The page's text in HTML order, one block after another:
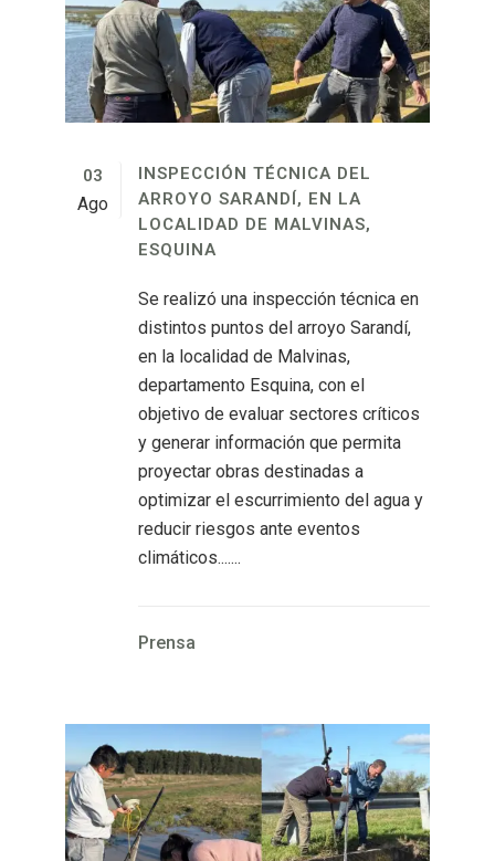
03
Ago
INSPECCIÓN TÉCNICA DEL
ARROYO SARANDÍ, EN LA
LOCALIDAD DE MALVINAS,
ESQUINA
Se realizó una inspección técnica en
distintos puntos del arroyo Sarandí,
en la localidad de Malvinas,
departamento Esquina, con el
objetivo de evaluar sectores críticos
y generar información que permita
proyectar obras destinadas a
optimizar el escurrimiento del agua y
reducir riesgos ante eventos
climáticos.......
Prensa